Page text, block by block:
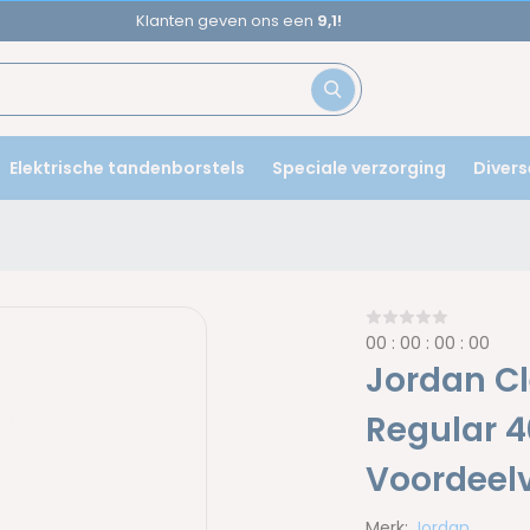
Voor17ubesteld,
Elektrische tandenborstels Speciale verzorging
00 :00 :00 :00
Jordan
Regular